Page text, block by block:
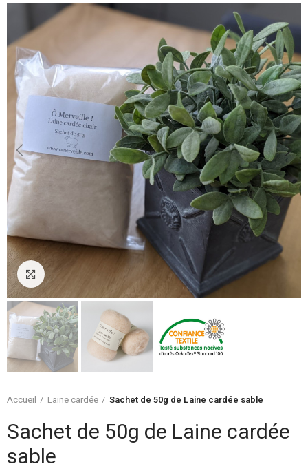
Cliquez pour agrandir
Accueil Laine cardée Sachet de 50g de Laine cardée sable
Sachet de 50g de Laine cardée
sable